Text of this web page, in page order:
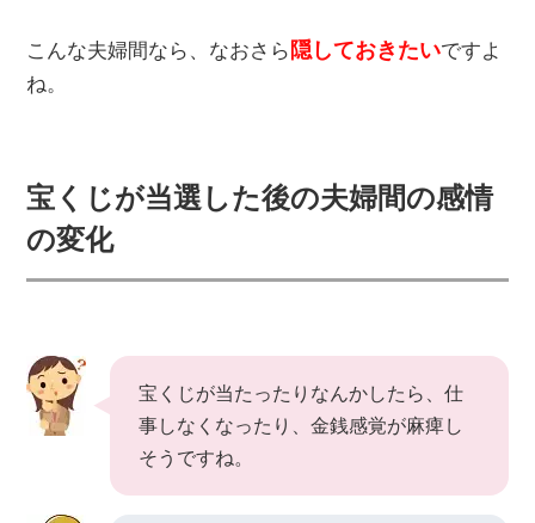
こんな夫婦間なら、なおさら 隠しておきたいですよ
ね。
宝くじが当選した後の夫婦間の感情
の変化
宝くじが当たったりなんかしたら、仕
事しなくなったり、金銭感覚が麻痺し
そうですね。